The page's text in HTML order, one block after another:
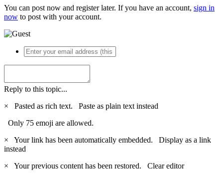
You can post now and register later. If you have an account, sign in
now to post with your account.
Reply to this topic...
×
Pasted as rich text. Paste as plain text instead
Only 75 emoji are allowed.
×
Your link has been automatically embedded. Display as a link
instead
×
Your previous content has been restored. Clear editor